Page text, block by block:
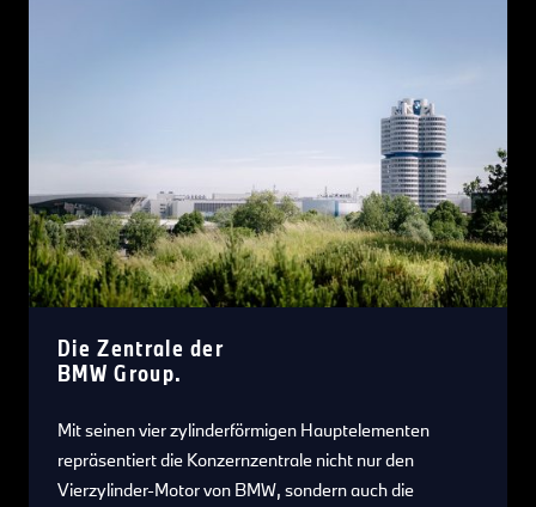
Die Zentrale der
BMW Group.
Mit seinen vier zylinderförmigen Hauptelementen
repräsentiert die Konzernzentrale nicht nur den
Vierzylinder-Motor von BMW, sondern auch die